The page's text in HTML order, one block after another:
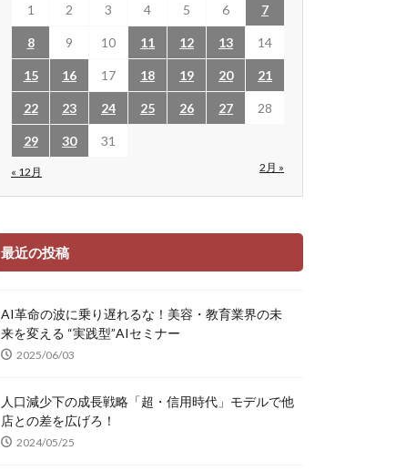
« 12月 2月 »
1 2 3 4 5 6 7
8 9 10 11 12 13 14
15 16 17 18 19 20 21
22 23 24 25 26 27 28
29 30 31
最近の投稿
AI革命の波に乗り遅れるな！美容・教育業界の未
来を変える “実践型”AIセミナー
2025/06/03
人口減少下の成長戦略「超・信用時代」モデルで他
店との差を広げろ！
2024/05/25